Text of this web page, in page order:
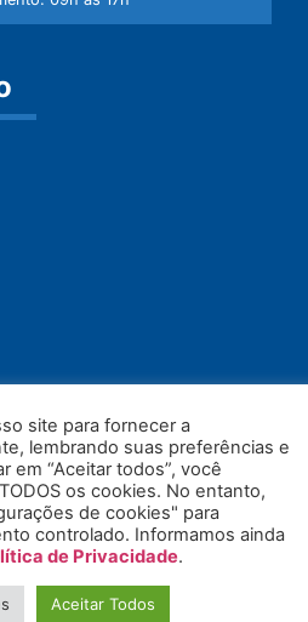
Direitos Reservados.
site para fornecer a
lembrando suas preferências e
em “Aceitar todos”, você
os cookies. No entanto,
de cookies" para
controlado. Informamos ainda
de Privacidade.
Aceitar Todos